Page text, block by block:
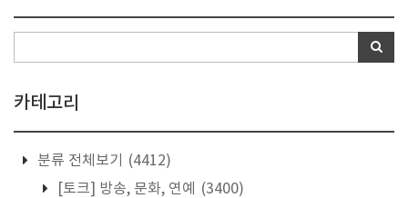
카테고리
분류 전체보기
(4412)
[토크] 방송, 문화, 연예
(3400)